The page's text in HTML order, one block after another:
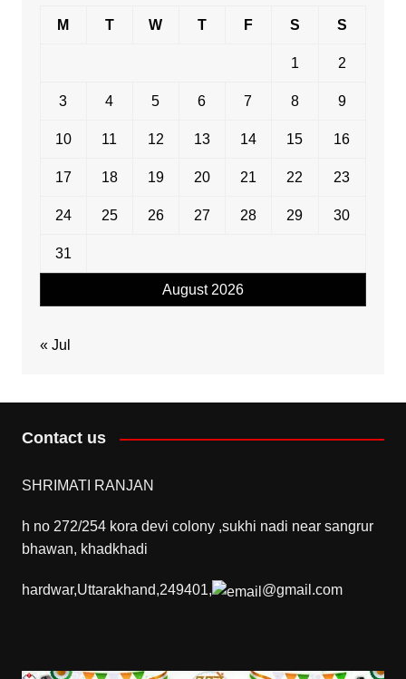
August 2026
M T W T F S S
1 2
3 4 5 6 7 8 9
10 11 12 13 14 15 16
17 18 19 20 21 22 23
24 25 26 27 28 29 30
31
« Jul
Contact us
SHRIMATI RANJAN
h no 272/254 kora devi colony ,sukhi nadi near sangrur
bhawan, khadkhadi
hardwar,Uttarakhand,249401, @gmail.com